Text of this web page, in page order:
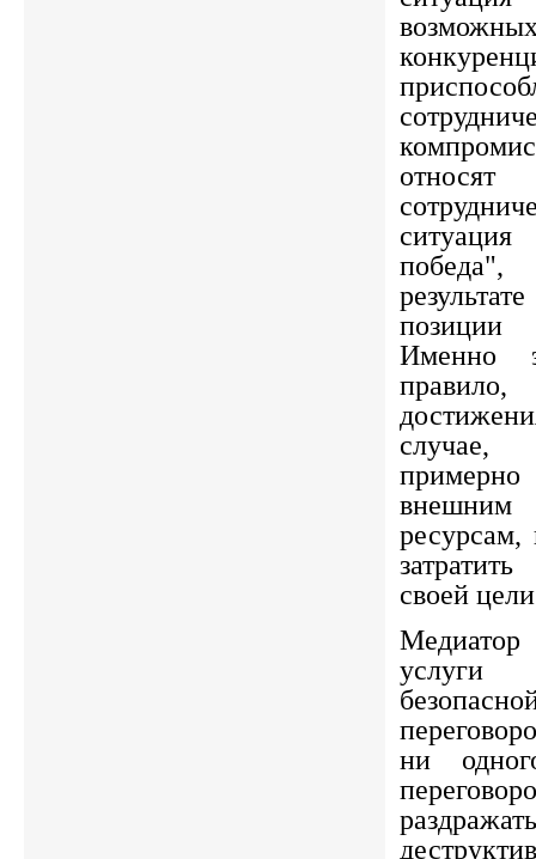
позиции
Именно
ресурсам,
своей
ни